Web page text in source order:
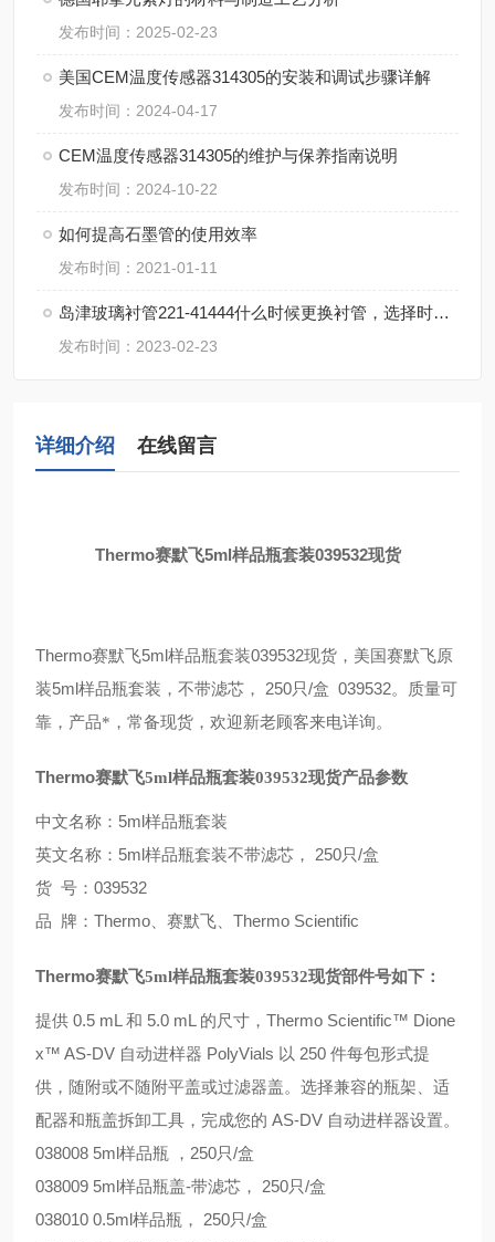
发布时间：2025-02-23
美国CEM温度传感器314305的安装和调试步骤详解
发布时间：2024-04-17
CEM温度传感器314305的维护与保养指南说明
发布时间：2024-10-22
如何提高石墨管的使用效率
发布时间：2021-01-11
岛津玻璃衬管221-41444什么时候更换衬管，选择时应考虑什么因素
发布时间：2023-02-23
详细介绍 在线留言
Thermo赛默飞5ml样品瓶套装039532现货
Thermo赛默飞5ml样品瓶套装039532现货，美国赛默飞原
装5ml样品瓶套装 ，不带滤芯， 250只/盒 039532。
质量可
靠，产品*，常备现货，欢迎新老顾客来电详询。
Thermo赛默飞5ml样品瓶套装039532现货产品参数
中文名称： 5ml样品瓶套装
英文名称： 5ml样品瓶套装不带滤芯， 250只/盒
货 号：039532
品 牌： Thermo 、赛默飞 Thermo Scientific
Thermo赛默飞5ml样品瓶套装039532现货部件号如下：
提供 0.5 mL 和 5.0 mL 的尺寸，Thermo Scientific™ Dione
x™ AS-DV 自动进样器 PolyVials 以 250 件每包形式提
供，随附或不随附平盖或过滤器盖。选择兼容的瓶架、适
配器和瓶盖拆卸工具，完成您的 AS-DV 自动进样器设置。
038008 5ml样品瓶 ，250只/盒
038009 5ml样品瓶盖-带滤芯， 250只/盒
038010 0.5ml样品瓶， 250只/盒